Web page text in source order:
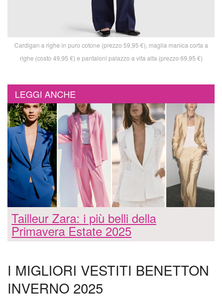
Cardigan a righe in puro cotone (prezzo 59,95 €), maglia manica corta a
righe (costo 49,95 €) e pantaloni palazzo a vita alta (prezzo 69,95 €)
LEGGI ANCHE
Tailleur Zara: i più belli della
Primavera Estate 2025
I MIGLIORI VESTITI BENETTON
INVERNO 2025